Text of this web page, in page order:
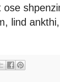
lind